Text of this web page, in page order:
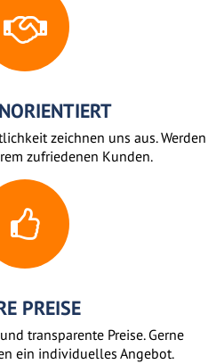
zeichnen uns aus. Werden
zufriedenen Kunden.
PREISE
transparente Preise. Gerne
ein individuelles Angebot.